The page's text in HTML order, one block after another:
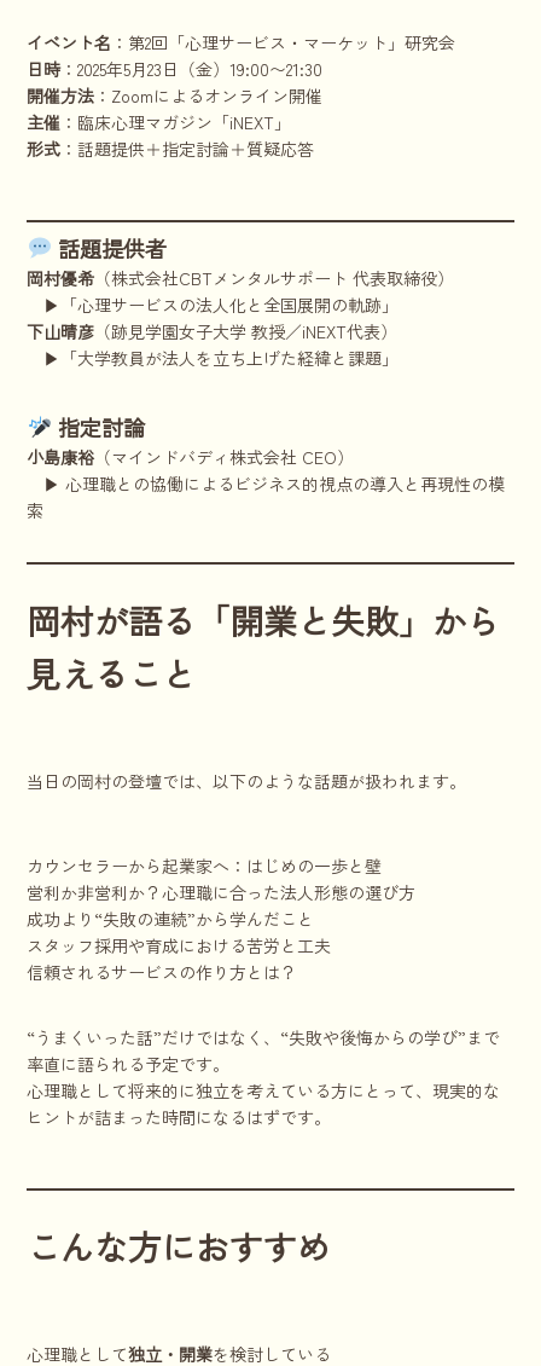
イベント名 ：第2回「心理サービス・マーケット」研究会
日時：2025年5月23日（金）19:00〜21:30
開催方法 ：Zoomによるオンライン開催
主催 ：臨床心理マガジン「iNEXT」
形式 ：話題提供＋指定討論＋質疑応答
話題提供者
岡村優希 （株式会社CBTメンタルサポート 代表取締役）
▶「心理サービスの法人化と全国展開の軌跡」
下山晴彦 （跡見学園女子大学 教授／iNEXT代表）
▶「大学教員が法人を立ち上げた経緯と課題」
指定討論
小島康裕 （マインドバディ株式会社 CEO）
▶ 心理職との協働によるビジネス的視点の導入と再現性の模
索
岡村が語る「開業と失敗」から
見えること
当日の岡村の登壇では、以下のような話題が扱われます。
カウンセラーから起業家へ：はじめの一歩と壁
営利か非営利か？心理職に合った法人形態の選び方
成功より“失敗の連続”から学んだこと
スタッフ採用や育成における苦労と工夫
信頼されるサービスの作り方とは？
“うまくいった話”だけではなく、“失敗や後悔からの学び”まで
率直に語られる予定です。
心理職として将来的に独立を考えている方にとって、現実的な
ヒントが詰まった時間になるはずです。
こんな方におすすめ
心理職として独立・開業を検討している